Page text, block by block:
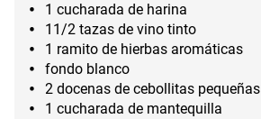
1 cucharada de harina
11/2 tazas de vino tinto
1 ramito de hierbas aromáticas
fondo blanco
2 docenas de cebollitas pequeñas
1 cucharada de mantequilla